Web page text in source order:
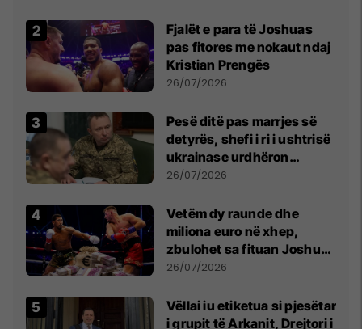
Fjalët e para të Joshuas
pas fitores me nokaut ndaj
Kristian Prengës
26/07/2026
Pesë ditë pas marrjes së
detyrës, shefi i ri i ushtrisë
ukrainase urdhëron
kontroll të madh
26/07/2026
Vetëm dy raunde dhe
miliona euro në xhep,
zbulohet sa fituan Joshua
e Prenga
26/07/2026
Vëllai iu etiketua si pjesëtar
i grupit të Arkanit, Drejtori i